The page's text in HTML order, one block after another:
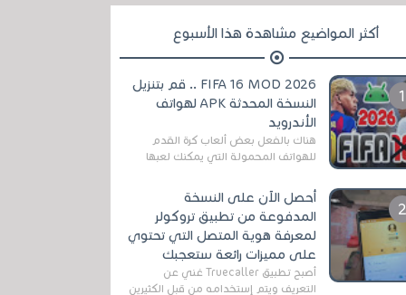
أكثر المواضيع مشاهدة هذا الأسبوع
FIFA 16 MOD 2026 .. قم بتنزيل
النسخة المحدثة APK لهواتف
الأندرويد
هناك بالفعل بعض ألعاب كرة القدم
للهواتف المحمولة التي يمكنك لعبها
مثل EA Sports ...
أحصل الآن على النسخة
المدفوعة من تطبيق تروكولر
لمعرفة هوية المتصل التي تحتوي
على مميزات رائعة ستعجبك
أصبح تطبيق Truecaller غني عن
التعريف ويتم إستخدامه من قبل الكثيرين